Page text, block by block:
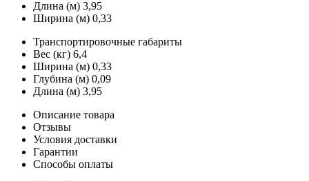
Длина (м) 3,95
Ширина (м) 0,33
Транспортировочные габариты
Вес (кг) 6,4
Ширина (м) 0,33
Глубина (м) 0,09
Длина (м) 3,95
Описание товара
Отзывы
Условия доставки
Гарантии
Способы оплаты